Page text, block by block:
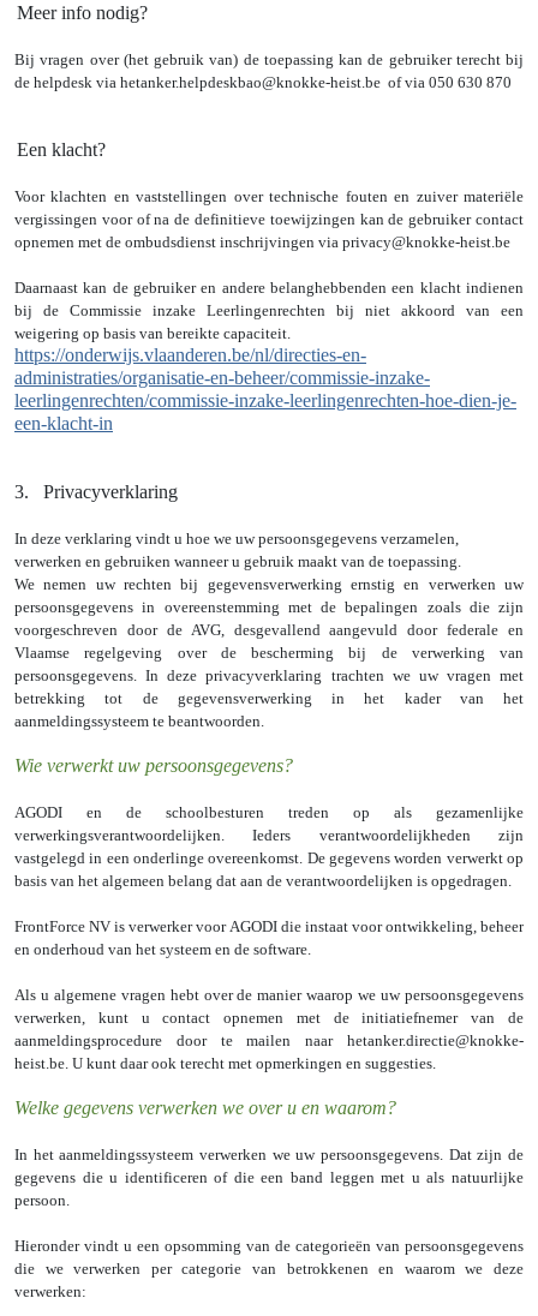
Meer info nodig?
Bij vragen over (het gebruik van) de toepassing kan de gebruiker terecht bij
de helpdesk via hetanker.helpdeskbao@knokke-heist.be of via 050 630 870
Een klacht?
Voor klachten en vaststellingen over technische fouten en zuiver materiële
vergissingen voor of na de definitieve toewijzingen kan de gebruiker contact
opnemen met de ombudsdienst inschrijvingen via privacy@knokke-heist.be
Daarnaast kan de gebruiker en andere belanghebbenden een klacht indienen
bij de Commissie inzake Leerlingenrechten bij niet akkoord van een
weigering op basis van bereikte capaciteit.
https://onderwijs.vlaanderen.be/nl/directies-en-
administraties/organisatie-en-beheer/commissie-inzake-
leerlingenrechten/commissie-inzake-leerlingenrechten-hoe-dien-je-
een-klacht-in
3. Privacyverklaring
In deze verklaring vindt u hoe we uw persoonsgegevens verzamelen,
verwerken en gebruiken wanneer u gebruik maakt van de toepassing.
We nemen uw rechten bij gegevensverwerking ernstig en verwerken uw
persoonsgegevens in overeenstemming met de bepalingen zoals die zijn
voorgeschreven door de AVG, desgevallend aangevuld door federale en
Vlaamse regelgeving over de bescherming bij de verwerking van
persoonsgegevens. In deze privacyverklaring trachten we uw vragen met
betrekking tot de gegevensverwerking in het kader van het
aanmeldingssysteem te beantwoorden.
Wie verwerkt uw persoonsgegevens?
AGODI en de schoolbesturen treden op als gezamenlijke
verwerkingsverantwoordelijken. Ieders verantwoordelijkheden zijn
vastgelegd in een onderlinge overeenkomst. De gegevens worden verwerkt op
basis van het algemeen belang dat aan de verantwoordelijken is opgedragen.
FrontForce NV is verwerker voor AGODI die instaat voor ontwikkeling, beheer
en onderhoud van het systeem en de software.
Als u algemene vragen hebt over de manier waarop we uw persoonsgegevens
verwerken, kunt u contact opnemen met de initiatiefnemer van de
aanmeldingsprocedure door te mailen naar hetanker.directie@knokke-
heist.be. U kunt daar ook terecht met opmerkingen en suggesties.
Welke gegevens verwerken we over u en waarom?
In het aanmeldingssysteem verwerken we uw persoonsgegevens. Dat zijn de
gegevens die u identificeren of die een band leggen met u als natuurlijke
persoon.
Hieronder vindt u een opsomming van de categorieën van persoonsgegevens
die we verwerken per categorie van betrokkenen en waarom we deze
verwerken: